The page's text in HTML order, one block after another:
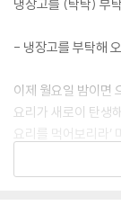
냉장고를 (탁탁) 부
- 냉장고를 부탁해
이제 월요일 밤이면
요리가 새로이 탄생
요리를 먹어보리라
고, 아쉬운 대로 비
직접 만들어 먹는 이